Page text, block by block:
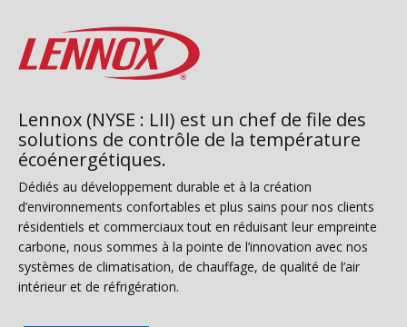
Lennox (NYSE : LII) est un chef de file des
solutions de contrôle de la température
écoénergétiques.
Dédiés au développement durable et à la création
d’environnements confortables et plus sains pour nos clients
résidentiels et commerciaux tout en réduisant leur empreinte
carbone, nous sommes à la pointe de l’innovation avec nos
systèmes de climatisation, de chauffage, de qualité de l’air
intérieur et de réfrigération.